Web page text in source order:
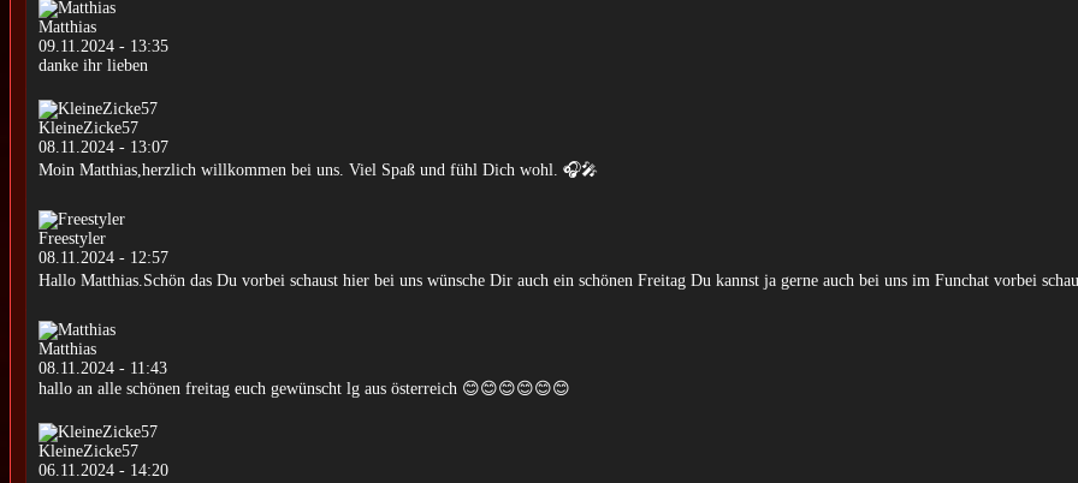
Matthias
09.11.2024 - 13:35
danke ihr lieben
KleineZicke57
08.11.2024 - 13:07
Moin Matthias,herzlich willkommen bei uns. Viel Spaß und fühl Dich wohl. 🎧🎤
Freestyler
08.11.2024 - 12:57
Hallo Matthias.Schön das Du vorbei schaust hier bei uns wünsche Dir auch ein schönen Freitag Du kannst ja gerne auch bei uns im Funchat vorbei
Matthias
08.11.2024 - 11:43
hallo an alle schönen freitag euch gewünscht lg aus österreich 😊😊😊😊😊😊
KleineZicke57
06.11.2024 - 14:20